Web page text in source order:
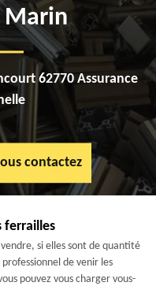
Marin
62770 Assurance
contactez
ferrailles
si elles sont de quantité
de venir les
pouvez vous charger vous-